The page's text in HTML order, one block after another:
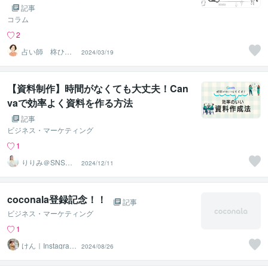
記事
コラム
2
占い師 柊ひか
り
2024/03/19
【資料制作】時間がなくても大丈夫！Can
vaで効率よく資料を作る方法
記事
ビジネス・マーケティング
1
りりみ＠SNSイ
ンスタ運用
2024/12/11
coconala登録記念！！
記事
ビジネス・マーケティング
1
けん｜Instagram
投稿作成
2024/08/26